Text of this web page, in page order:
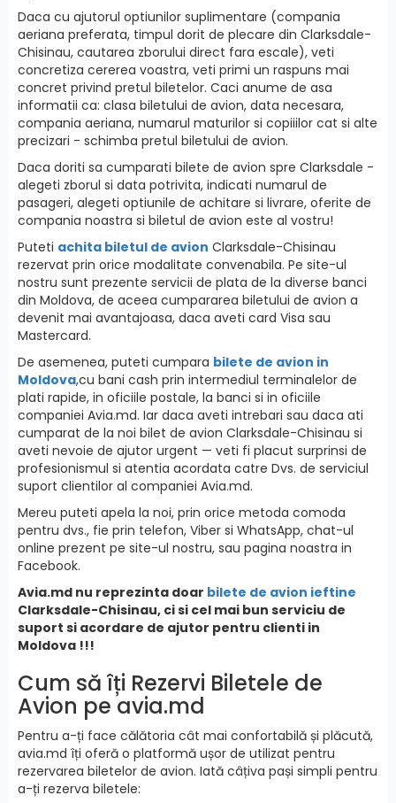
Daca cu ajutorul optiunilor suplimentare (compania
aeriana preferata, timpul dorit de plecare din Clarksdale-
Chisinau, cautarea zborului direct fara escale), veti
concretiza cererea voastra, veti primi un raspuns mai
concret privind pretul biletelor. Caci anume de asa
informatii ca: clasa biletului de avion, data necesara,
compania aeriana, numarul maturilor si copiiilor cat si alte
precizari - schimba pretul biletului de avion.
Daca doriti sa cumparati bilete de avion spre Clarksdale -
alegeti zborul si data potrivita, indicati numarul de
pasageri, alegeti optiunile de achitare si livrare, oferite de
compania noastra si biletul de avion este al vostru!
Puteti achita biletul de avion Clarksdale-Chisinau
rezervat prin orice modalitate convenabila. Pe site-ul
nostru sunt prezente servicii de plata de la diverse banci
din Moldova, de aceea cumpararea biletului de avion a
devenit mai avantajoasa, daca aveti card Visa sau
Mastercard.
De asemenea, puteti cumpara bilete de avion in
Moldova,cu bani cash prin intermediul terminalelor de
plati rapide, in oficiile postale, la banci si in oficiile
companiei Avia.md. Iar daca aveti intrebari sau daca ati
cumparat de la noi bilet de avion Clarksdale-Chisinau si
aveti nevoie de ajutor urgent — veti fi placut surprinsi de
profesionismul si atentia acordata catre Dvs. de serviciul
suport clientilor al companiei Avia.md.
Mereu puteti apela la noi, prin orice metoda comoda
pentru dvs., fie prin telefon, Viber si WhatsApp, chat-ul
online prezent pe site-ul nostru, sau pagina noastra in
Facebook.
Avia.md nu reprezinta doar bilete de avion ieftine
Clarksdale-Chisinau, ci si cel mai bun serviciu de
suport si acordare de ajutor pentru clienti in
Moldova !!!
Cum să îți Rezervi Biletele de
Avion pe avia.md
Pentru a-ți face călătoria cât mai confortabilă și plăcută,
avia.md îți oferă o platformă ușor de utilizat pentru
rezervarea biletelor de avion. Iată câțiva pași simpli pentru
a-ți rezerva biletele: